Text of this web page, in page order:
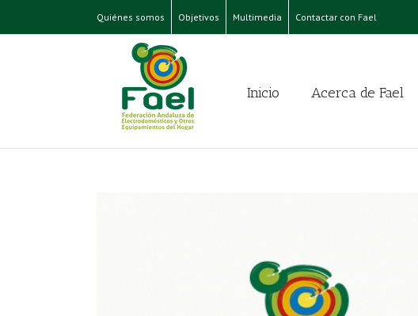
Quiénes somos Objetivos Multimedia Contactar con Fael
Inicio Acerca de Fael